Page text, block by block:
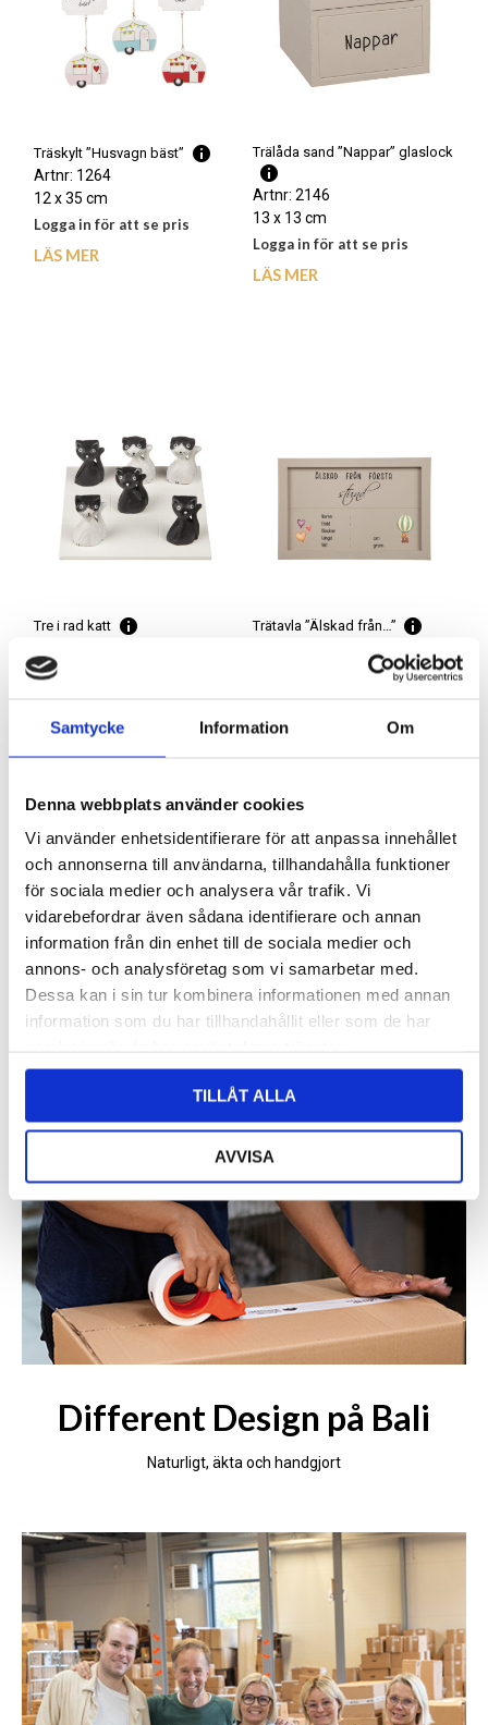
Samtycke Information Om
Denna webbplats använder cookies
Vi använder enhetsidentifierare för att anpassa innehållet
och annonserna till användarna, tillhandahålla funktioner
för sociala medier och analysera vår trafik. Vi
vidarebefordrar även sådana identifierare och annan
information från din enhet till de sociala medier och
annons- och analysföretag som vi samarbetar med.
Dessa kan i sin tur kombinera informationen med annan
information som du har tillhandahållit eller som de har
TILLÅT ALLA
AVVISA
Träskylt ”Husvagn bäst”
Artnr: 1264
12 x 35 cm
Logga in för att se pris
LÄS MER
Trälåda sand ”Nappar” glaslock
Artnr: 2146
13 x 13 cm
Logga in för att se pris
LÄS MER
Tre i rad katt
19 x 19 cm
LÄS MER
Trätavla ”Älskad från…”
LÄS MER
Different Design på Bali
Naturligt, äkta och handgjort